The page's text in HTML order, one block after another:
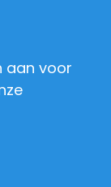
aan voor